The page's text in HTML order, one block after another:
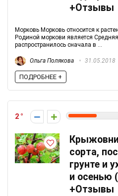
+Отзывы
Морковь Морковь относится к
Родиной моркови является
распространилось сначала в ...
Ольга Полякова 31.05.2018
ПОДРОБНЕЕ +
2
сорта,
грунте и
и осенью
+Отзывы